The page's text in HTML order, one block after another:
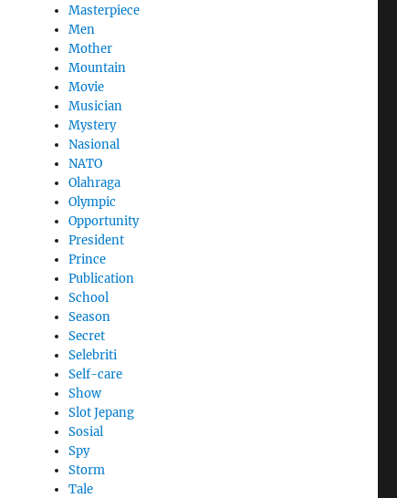
Masterpiece
Men
Mother
Mountain
Movie
Musician
Mystery
Nasional
NATO
Olahraga
Olympic
Opportunity
President
Prince
Publication
School
Season
Secret
Selebriti
Self-care
Show
Slot Jepang
Sosial
Spy
Storm
Tale